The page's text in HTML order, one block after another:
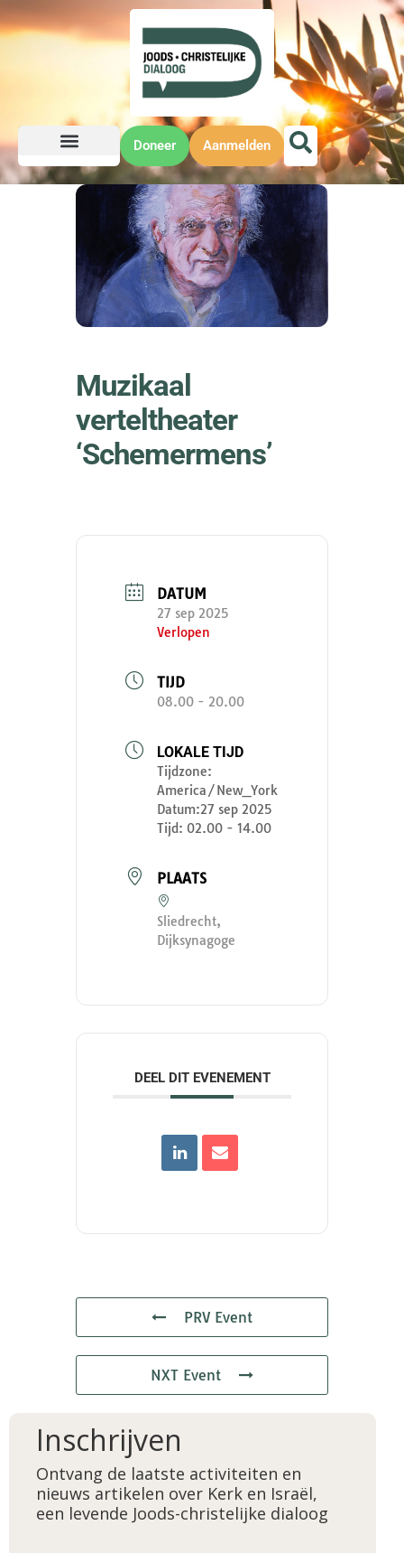
Doneer Aanmelden
Muzikaal
verteltheater
‘Schemermens’
DATUM
27 sep 2025
Verlopen
TIJD
08.00 - 20.00
LOKALE TIJD
Tijdzone:
America/New_York
Datum:27 sep 2025
Tijd: 02.00 - 14.00
PLAATS
Sliedrecht,
Dijksynagoge
DEEL DIT EVENEMENT
PRV Event
NXT Event
Inschrijven
Ontvang de laatste activiteiten en
nieuws artikelen over Kerk en Israël,
een levende Joods-christelijke dialoog